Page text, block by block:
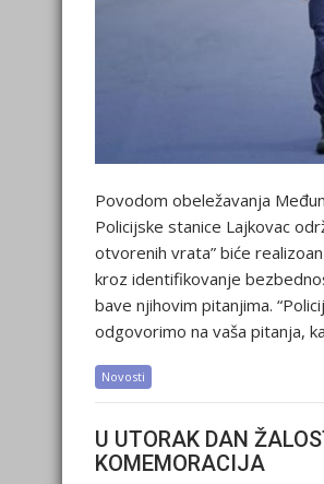
Povodom obeležavanja
Policijske stanice Lajkovac
otvorenih vrata” biće
kroz identifikovanje
bave njihovim pitanjima.
odgovorimo na vaša pitanja,
Novosti
U UTORAK DAN
KOMEMORACIJA